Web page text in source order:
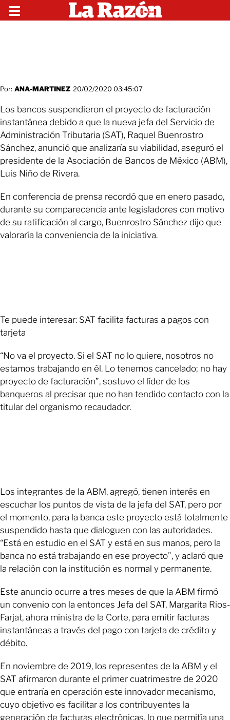
Por: ANA-MARTINEZ 20/02/2020 03:45:07
Los bancos suspendieron el proyecto de facturación
instantánea debido a que la nueva jefa del Servicio de
Administración Tributaria (SAT), Raquel Buenrostro
Sánchez, anunció que analizaría su viabilidad, aseguró el
presidente de la Asociación de Bancos de México (ABM),
Luis Niño de Rivera.
En conferencia de prensa recordó que en enero pasado,
durante su comparecencia ante legisladores con motivo
de su ratificación al cargo, Buenrostro Sánchez dijo que
valoraría la conveniencia de la iniciativa.
Te puede interesar: SAT facilita facturas a pagos con
tarjeta
“No va el proyecto. Si el SAT no lo quiere, nosotros no
estamos trabajando en él. Lo tenemos cancelado; no hay
proyecto de facturación”, sostuvo el líder de los
banqueros al precisar que no han tendido contacto con la
titular del organismo recaudador.
Los integrantes de la ABM, agregó, tienen interés en
escuchar los puntos de vista de la jefa del SAT, pero por
el momento, para la banca este proyecto está totalmente
suspendido hasta que dialoguen con las autoridades.
“Está en estudio en el SAT y está en sus manos, pero la
banca no está trabajando en ese proyecto”, y aclaró que
la relación con la institución es normal y permanente.
Este anuncio ocurre a tres meses de que la ABM firmó
un convenio con la entonces Jefa del SAT, Margarita Rios-
Farjat, ahora ministra de la Corte, para emitir facturas
instantáneas a través del pago con tarjeta de crédito y
débito.
En noviembre de 2019, los representes de la ABM y el
SAT afirmaron durante el primer cuatrimestre de 2020
que entraría en operación este innovador mecanismo,
cuyo objetivo es facilitar a los contribuyentes la
generación de facturas electrónicas, lo que permitía una